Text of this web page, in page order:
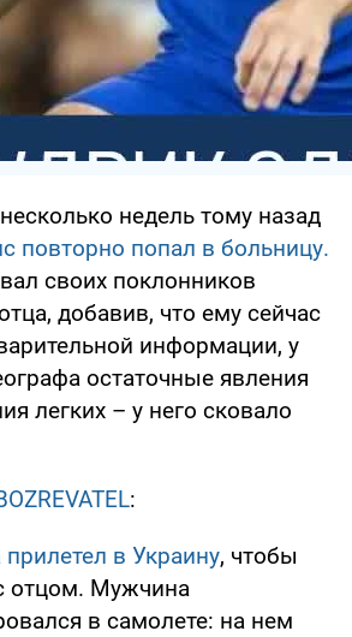
недель тому назад
повторно попал в больницу.
своих поклонников
добавив, что ему сейчас
информации, у
остаточные явления
легких – у него сковало
:
в Украину, чтобы
отцом. Мужчина
в самолете: на нем